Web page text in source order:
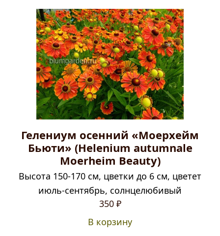
300 ₽.
Гелениум осенний «Моерхейм
Бьюти» (Helenium autumnale
Moerheim Beauty)
Высота 150-170 см, цветки до 6 см, цветет
июль-сентябрь, солнцелюбивый
350 ₽
В корзину